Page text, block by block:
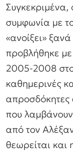
συμφωνία με
«ανοίξει»
προβλήθηκε με
2005-2008
καθημερινές
απροσδόκητες
που
από τον
θεωρείται και